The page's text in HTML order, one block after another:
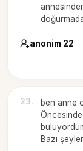
anonim 22
23.
ben anne
Öncesinde
Bazı